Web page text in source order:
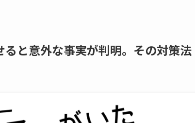
と​意外な​事実が​判明。​その​対策法